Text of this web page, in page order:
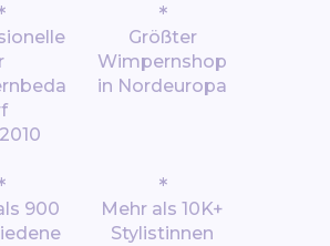
r
*
Größter
Wimpernshop
in Nordeuropa
900
*
Mehr als 10K+
Stylistinnen